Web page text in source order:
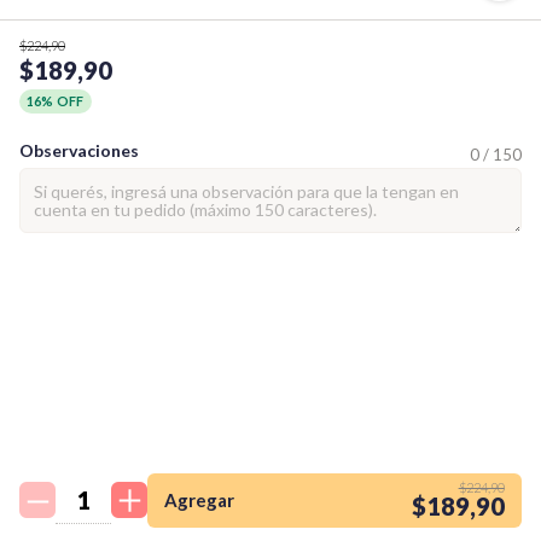
tienda así para mi
emprendimiento!
$224,90
$189,90
16% OFF
Observaciones 0 / 150
Agregar
$224,90
$189,90